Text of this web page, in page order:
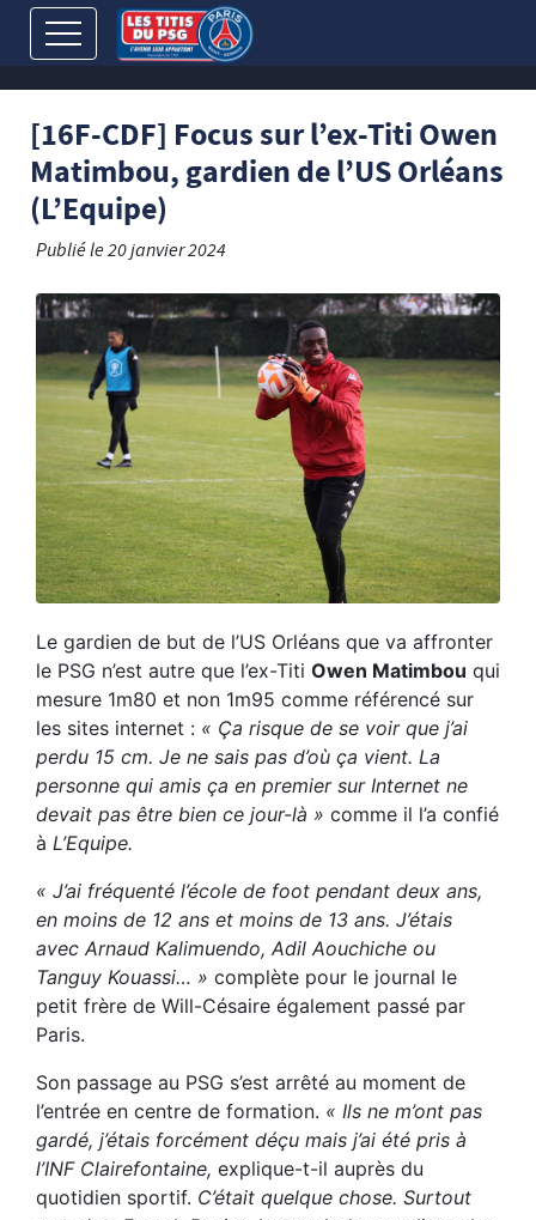
[16F-CDF] Focus sur l’ex-Titi Owen
Matimbou, gardien de l’US Orléans
(L’Equipe)
Publié le20 janvier 2024
Le gardien de but de l’US Orléans que va affronter
le PSG n’est autre que l’ex-Titi Owen Matimbou qui
mesure 1m80 et non 1m95 comme référencé sur
les sites internet : « Ça risque de se voir que j’ai
perdu 15 cm. Je ne sais pas d’où ça vient. La
personne qui amis ça en premier sur Internet ne
devait pas être bien ce jour-là » comme il l’a confié
à L’Equipe.
« J’ai fréquenté l’école de foot pendant deux ans,
en moins de 12 ans et moins de 13 ans. J’étais
avec Arnaud Kalimuendo, Adil Aouchiche ou
Tanguy Kouassi… » complète pour le journal le
petit frère de Will-Césaire également passé par
Paris.
Son passage au PSG s’est arrêté au moment de
l’entrée en centre de formation. « Ils ne m’ont pas
gardé, j’étais forcément déçu mais j’ai été pris à
l’INF Clairefontaine, explique-t-il auprès du
quotidien sportif. C’était quelque chose. Surtout